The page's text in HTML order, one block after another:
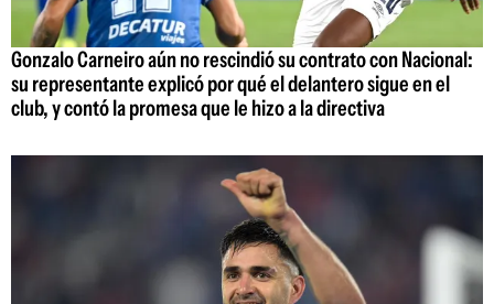
Gonzalo Carneiro aún no rescindió su contrato con Nacional:
su representante explicó por qué el delantero sigue en el
club, y contó la promesa que le hizo a la directiva